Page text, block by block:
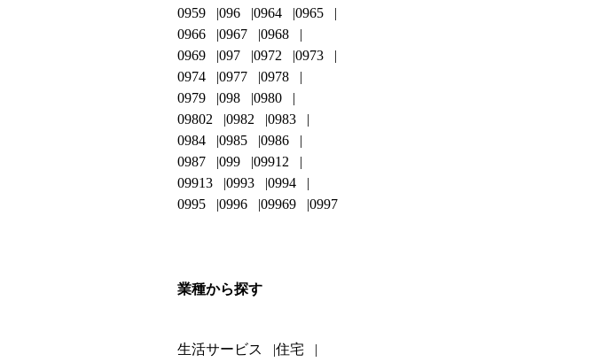
0959
096 0964
0965
0966
0967
0968
0969
097 0972
0973
0974
0977
0978
0979
098
0980
09802
0982
0983
0984
0985
0986
0987
099
09912
09913
0993
0994
0995
0996 09969 0997
業種から探す
生活サービス 住宅